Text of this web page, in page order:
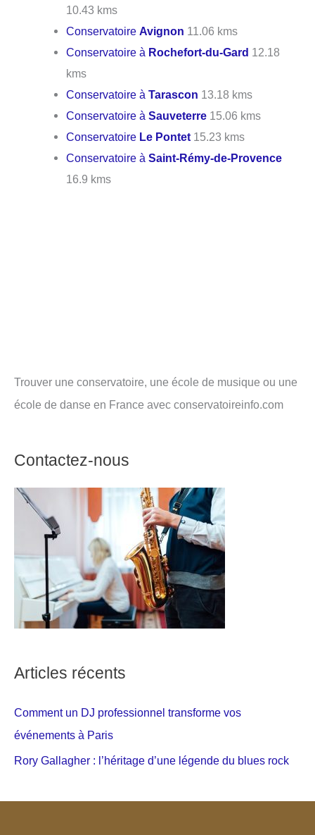
10.43 kms
ConservatoireAvignon 11.06 kms
Conservatoire à Rochefort-du-Gard 12.18
kms
Conservatoire àTarascon 13.18 kms
Conservatoire àSauveterre 15.06 kms
Conservatoire Le Pontet 15.23 kms
Conservatoire àSaint-Rémy-de-Provence
16.9 kms
Trouver une conservatoire, une école de musique ou une
école de danse en France avec conservatoireinfo.com
Contactez-nous
Articles récents
Comment un DJ professionnel transforme vos
événements à Paris
Rory Gallagher : l’héritage d’une légende du blues rock